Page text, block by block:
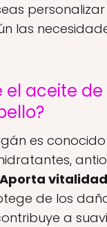
las
el aceite
es
Aporta
de los
a